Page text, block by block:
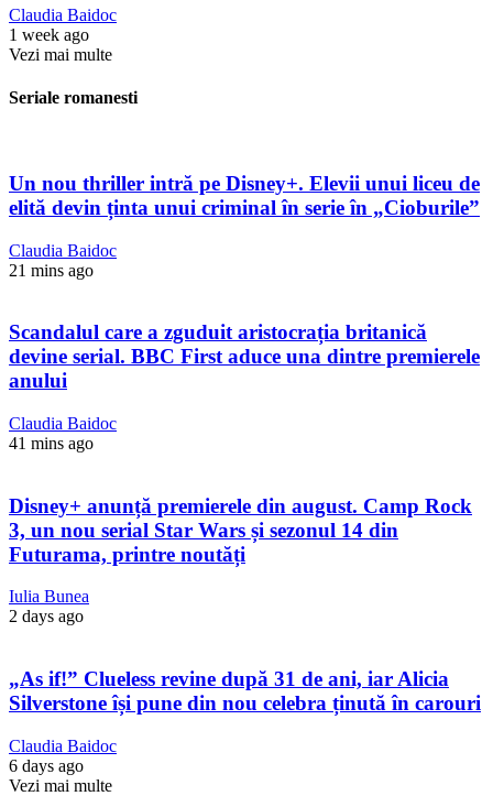
Claudia Baidoc
1 week ago
Vezi mai multe
Seriale romanesti
Un nou thriller intră pe Disney+. Elevii unui liceu de
elită devin ținta unui criminal în serie în „Cioburile”
Claudia Baidoc
21 mins ago
Scandalul care a zguduit aristocrația britanică
devine serial. BBC First aduce una dintre premierele
anului
Claudia Baidoc
41 mins ago
Disney+ anunță premierele din august. Camp Rock
3, un nou serial Star Wars și sezonul 14 din
Futurama, printre noutăți
Iulia Bunea
2 days ago
„As if!” Clueless revine după 31 de ani, iar Alicia
Silverstone își pune din nou celebra ținută în carouri
Claudia Baidoc
6 days ago
Vezi mai multe